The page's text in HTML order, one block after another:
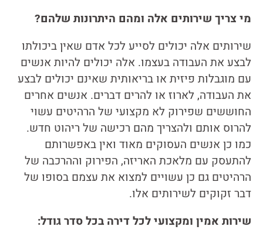
מי צריך שירותים אלה ומהם היתרונות שלהם?
שירותים אלה יכולים לסייע לכל אדם שאין ביכולתו
לבצע את העבודה בעצמו. אלה יכולים להיות אנשים
עם מוגבלות פיזית או בריאותית שאינם יכולים לבצע
את העבודה, לארוז או להרים דברים. אנשים אחרים
החוששים שפירוק לא מקצועי של הרהיטים עשוי
להרוס אותם ולהצריך מהם רכישה של ריהוט חדש.
כמו כן אנשים העסוקים מאוד ואין באפשרותם
להתעסק עם מלאכת האריזה, הפירוק וההרכבה של
הרהיטים גם כן עשויים למצוא את עצמם בסופו של
דבר זקוקים לשירותים אלו.
שירות אמין ומקצועי לכל דירה בכל סדר גודל: